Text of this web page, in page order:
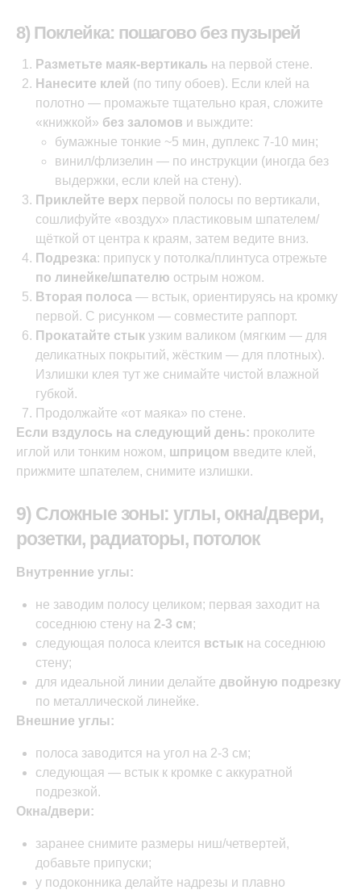
8) Поклейка: пошагово без пузырей
Разметьте маяк-вертикаль на первой стене.
Нанесите клей (по типу обоев). Если клей на
полотно — промажьте тщательно края, сложите
«книжкой» без заломов и выждите:
бумажные тонкие ~5 мин, дуплекс 7-10 мин;
винил/флизелин — по инструкции (иногда без
выдержки, если клей на стену).
Приклейте верх первой полосы по вертикали,
сошлифуйте «воздух» пластиковым шпателем/
щёткой от центра к краям, затем ведите вниз.
Подрезка: припуск у потолка/плинтуса отрежьте
по линейке/шпателю острым ножом.
Вторая полоса — встык, ориентируясь на кромку
первой. С рисунком — совместите раппорт.
Прокатайте стык узким валиком (мягким — для
деликатных покрытий, жёстким — для плотных).
Излишки клея тут же снимайте чистой влажной
губкой.
Продолжайте «от маяка» по стене.
Если вздулось на следующий день: проколите
иглой или тонким ножом, шприцом введите клей,
прижмите шпателем, снимите излишки.
9) Сложные зоны: углы, окна/двери,
розетки, радиаторы, потолок
Внутренние углы:
не заводим полосу целиком; первая заходит на
соседнюю стену на 2-3 см;
следующая полоса клеится встык на соседнюю
стену;
для идеальной линии делайте двойную подрезку
по металлической линейке.
Внешние углы:
полоса заводится на угол на 2-3 см;
следующая — встык к кромке с аккуратной
подрезкой.
Окна/двери:
заранее снимите размеры ниш/четвертей,
добавьте припуски;
у подоконника делайте надрезы и плавно